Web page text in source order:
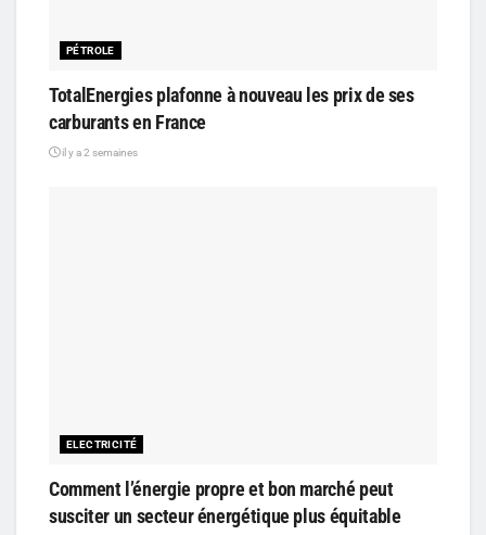
PÉTROLE
TotalEnergies plafonne à nouveau les prix de ses
carburants en France
il y a 2 semaines
ELECTRICITÉ
Comment l’énergie propre et bon marché peut
susciter un secteur énergétique plus équitable